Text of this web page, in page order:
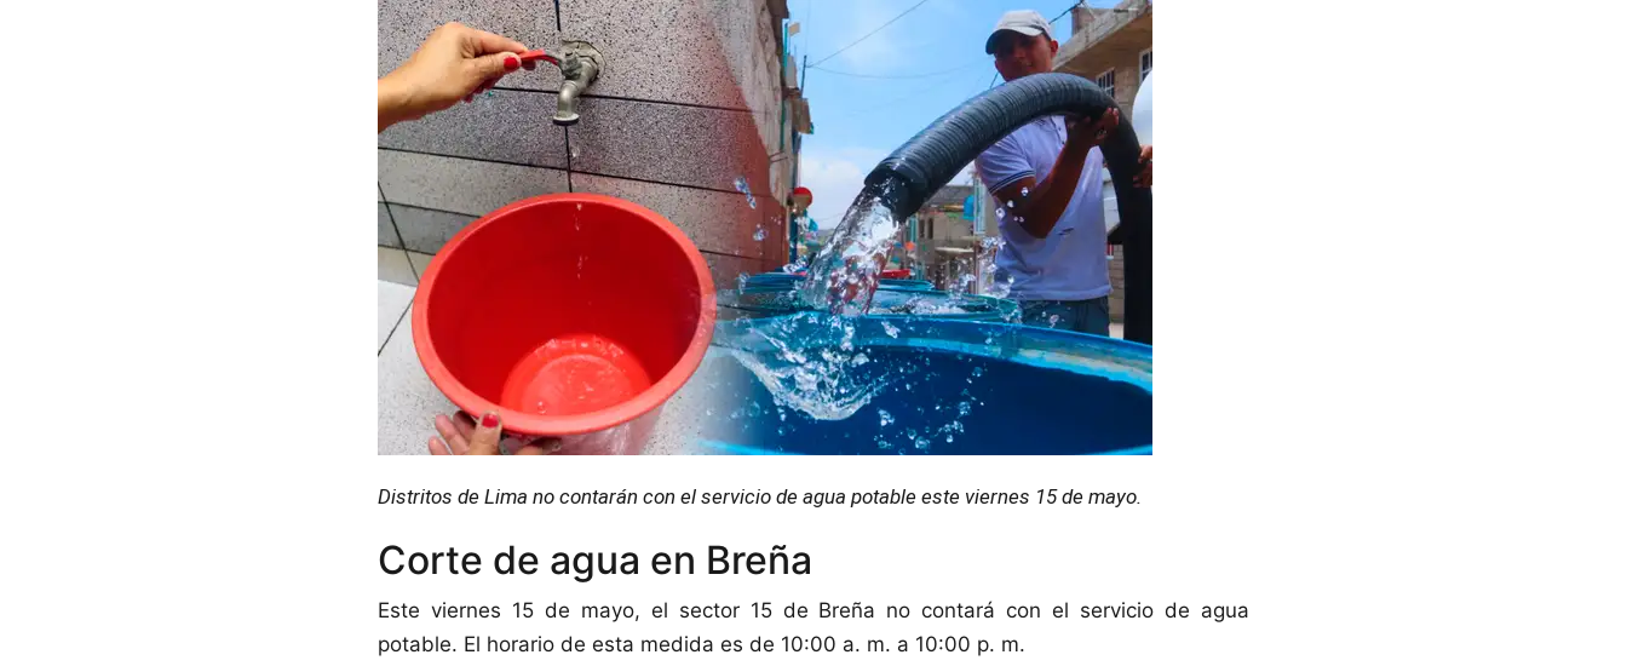
Distritos de Lima no contarán con el servicio de agua potable este viernes 15 de mayo.
Corte de agua en Breña
Este viernes 15 de mayo, el sector 15 de Breña no contará con el servicio de agua
potable. El horario de esta medida es de 10:00 a. m. a 10:00 p. m.